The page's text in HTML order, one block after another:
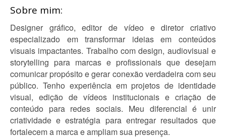
Sobre mim:
Designer gráfico, editor de vídeo e diretor criativo
especializado em transformar ideias em conteúdos
visuais impactantes. Trabalho com design, audiovisual e
storytelling para marcas e profissionais que desejam
comunicar propósito e gerar conexão verdadeira com seu
público. Tenho experiência em projetos de identidade
visual, edição de vídeos institucionais e criação de
conteúdo para redes sociais. Meu diferencial é unir
criatividade e estratégia para entregar resultados que
fortalecem a marca e ampliam sua presença.